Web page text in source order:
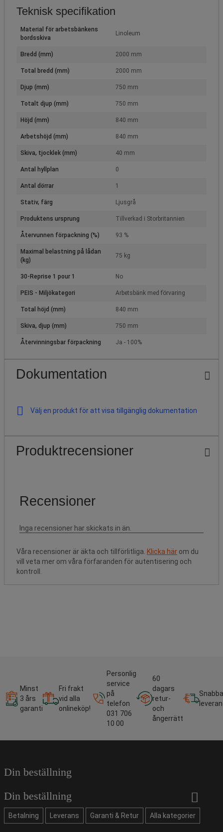
Teknisk specifikation
Material för arbetsbänkens
bordsskiva
Linoleum
Bredd (mm) 2000 mm
Total bredd (mm) 2000 mm
Djup (mm) 750 mm
Totalt djup (mm) 750 mm
Höjd (mm) 840 mm
Arbetshöjd (mm) 840 mm
Skiva, tjocklek (mm) 40 mm
Antal hyllplan 0
Antal dörrar 1
Stativ, färg Ljusgrå
Produktens ursprung Tillverkad i Storbritannien
Återvunnen förpackning (%) 93 %
Maximal belastning på lådan
(kg)
75 kg
30-Reprise 1 pour 1 No
PEIS - Miljökategori Arbetsbänk med förvaring
Total höjd (mm) 840 mm
Skiva, djup (mm) 750 mm
Återvinningsbar förpackning Ja - 100%
Dokumentation
Välj en produkt för att visa tillgänglig dokumentation
Produktrecensioner
Våra recensioner är äkta och tillförlitliga. Klicka här om du
vill veta mer om våra förfaranden för autentisering och
kontroll.
Minst
3 års
garanti
Fri frakt
vid alla
onlineköp!
Personlig
service
på
telefon
031 706
10 00
60
dagars
retur-
och
ångerrätt
Snabba
Din beställning
Din beställning
Betalning Leverans Garanti & Retur Alla kategorier